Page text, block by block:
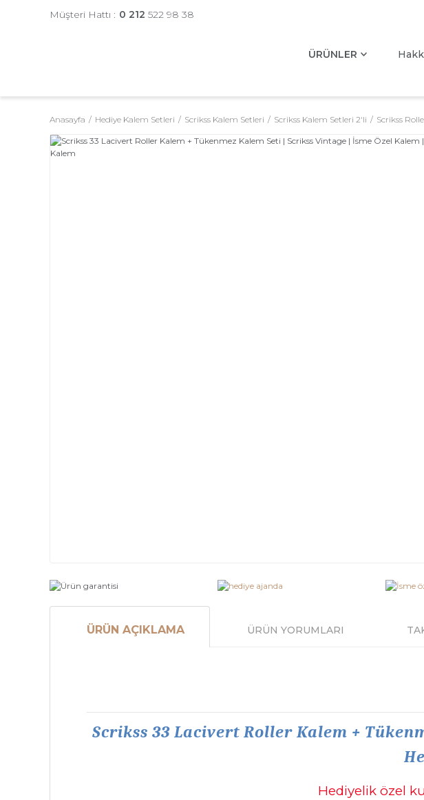
Müşteri Hattı : 0 212 522 98 38
ÜRÜNLER
Anasayfa Hediye Kalem Setleri Scrikss Kalem Setleri Scrikss Kalem Setleri 2'li Scrikss
ÜRÜN AÇIKLAMA ÜRÜN YORUMLARI
Scrikss 33 Lacivert Roller Kalem +
Hediyelik özel